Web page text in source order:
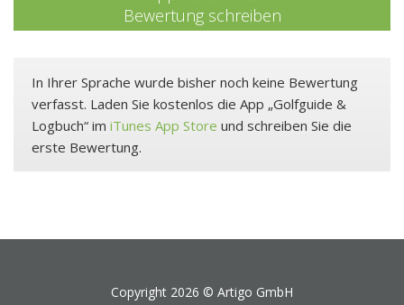
Bewertung schreiben
In Ihrer Sprache wurde bisher noch keine Bewertung
verfasst. Laden Sie kostenlos die App „Golfguide &
Logbuch“ im iTunes App Store und schreiben Sie die
erste Bewertung.
Copyright 2026 © Artigo GmbH